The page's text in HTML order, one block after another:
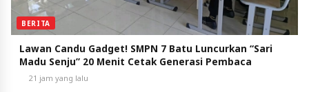
BERITA
Lawan Candu Gadget! SMPN 7 Batu Luncurkan “Sari
Madu Senju” 20 Menit Cetak Generasi Pembaca
21 jam yang lalu